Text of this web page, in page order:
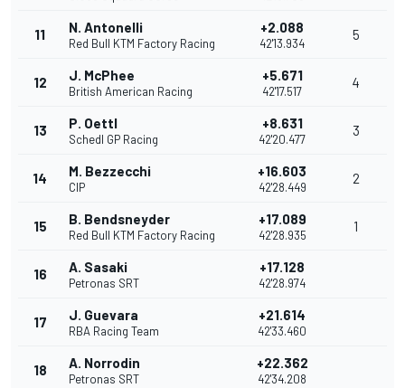
11 N. Antonelli
Red Bull KTM Factory Racing
+2.088
42'13.934
5
12 J. McPhee
British American Racing
+5.671
42'17.517
4
13 P. Oettl
Schedl GP Racing
+8.631
42'20.477
3
14 M. Bezzecchi
CIP
+16.603
42'28.449
2
15 B. Bendsneyder
Red Bull KTM Factory Racing
+17.089
42'28.935
1
16 A. Sasaki
Petronas SRT
+17.128
42'28.974
17 J. Guevara
RBA Racing Team
+21.614
42'33.460
18 A. Norrodin
Petronas SRT
+22.362
42'34.208